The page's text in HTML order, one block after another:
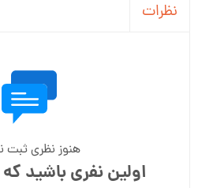
نظرات
هنوز نظری ثبت
اولین نفری باشید